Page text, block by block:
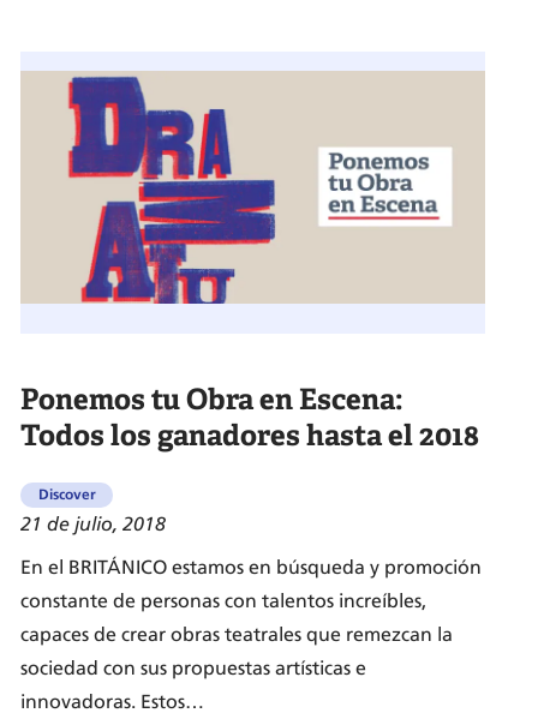
películas
en
inglés
no
siempre
se
traducen
Ponemos tu Obra en Escena:
Todos los ganadores hasta el 2018
Discover
21 de julio, 2018
En el BRITÁNICO estamos en búsqueda y promoción
constante de personas con talentos increíbles,
capaces de crear obras teatrales que remezcan la
sociedad con sus propuestas artísticas e
innovadoras. Estos…